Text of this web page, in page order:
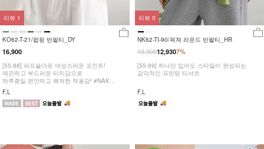
KO62-T-21/팝핑 반팔티_DY
16,900
[55-88] 퍼프숄더로 여성스러운 포인트!
매끈하고 부드러운 터치감으로
하루종일 편안하고 쾌적한 착용감! #NAK
MADE.
F,L
리뷰 1
NK62-TI-90/픽쳐 라운드 반팔티_HR
7%
13,90012,930
[55-99] 하나만 입어도 스타일이 완성되는
감각적인 프린팅 티셔츠
F,L
리뷰 0